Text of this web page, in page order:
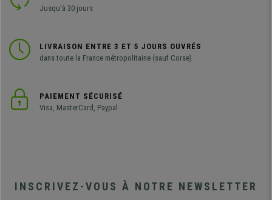
Jusqu'à 30 jours
LIVRAISON ENTRE 3 ET 5 JOURS OUVRÉS
dans toute la France métropolitaine (sauf Corse)
PAIEMENT SÉCURISÉ
Visa, MasterCard, Paypal
INSCRIVEZ-VOUS À NOTRE NEWSLETTER